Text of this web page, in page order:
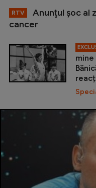
RTV
Anunţul şoc al
cancer